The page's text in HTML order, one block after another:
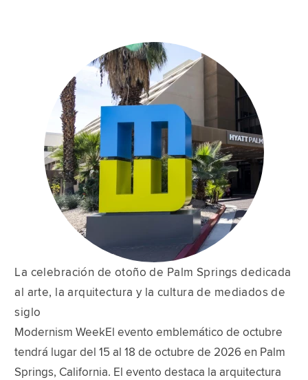
La celebración de otoño de Palm Springs dedicada
al arte, la arquitectura y la cultura de mediados de
siglo
Modernism WeekEl evento emblemático de octubre
tendrá lugar del 15 al 18 de octubre de 2026 en Palm
Springs, California. El evento destaca la arquitectura